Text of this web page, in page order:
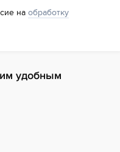
на обработку
удобным